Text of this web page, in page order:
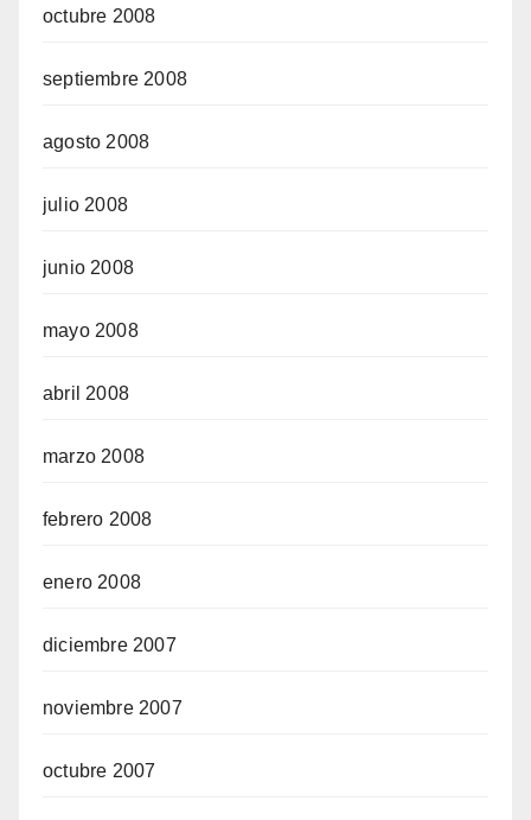
octubre 2008
septiembre 2008
agosto 2008
julio 2008
junio 2008
mayo 2008
abril 2008
marzo 2008
febrero 2008
enero 2008
diciembre 2007
noviembre 2007
octubre 2007